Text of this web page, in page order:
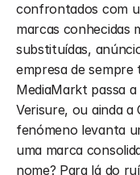
confrontados com
marcas conhecidas
substituídas,
empresa de
MediaMarkt passa
Verisure, ou ainda a
fenómeno levanta
uma marca
nome? Para lá do